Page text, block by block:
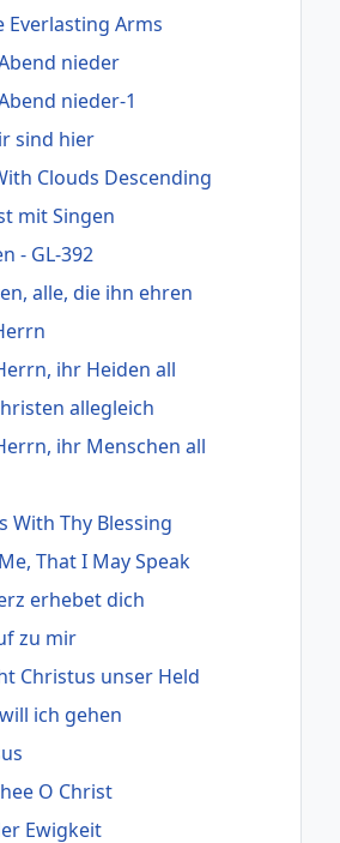
Everlasting Arms
nieder
nieder-1
sind hier
Clouds Descending
mit Singen
- GL-392
alle, die ihn ehren
ihr Heiden all
allegleich
ihr Menschen all
With Thy Blessing
That I May Speak
erhebet dich
zu mir
Christus unser Held
ich gehen
O Christ
Ewigkeit